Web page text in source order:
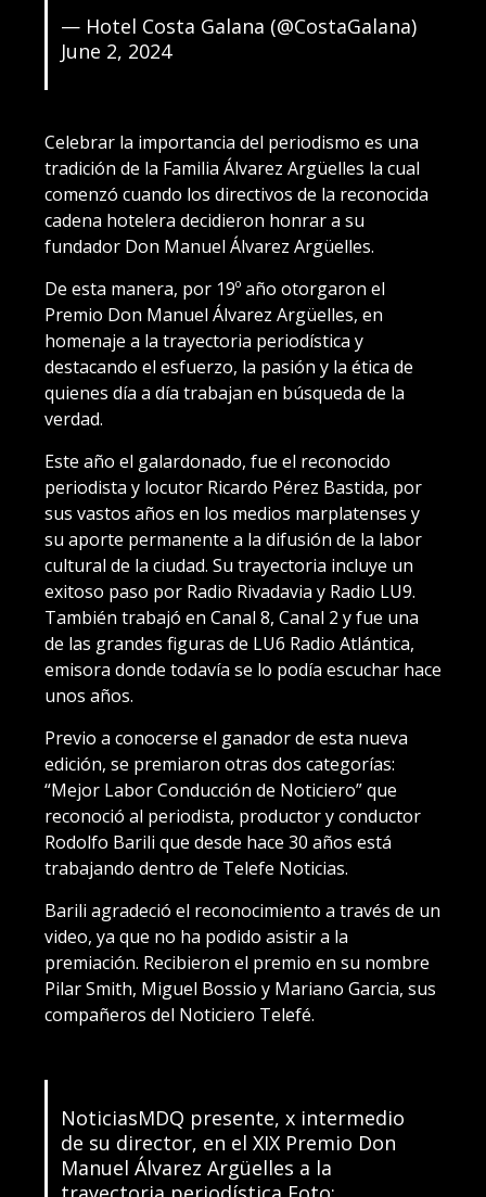
— Hotel Costa Galana (@CostaGalana)
June 2, 2024
Celebrar la importancia del periodismo es una
tradición de la Familia Álvarez Argüelles la cual
comenzó cuando los directivos de la reconocida
cadena hotelera decidieron honrar a su
fundador Don Manuel Álvarez Argüelles.
De esta manera, por 19º año otorgaron el
Premio Don Manuel Álvarez Argüelles, en
homenaje a la trayectoria periodística y
destacando el esfuerzo, la pasión y la ética de
quienes día a día trabajan en búsqueda de la
verdad.
Este año el galardonado, fue el reconocido
periodista y locutor Ricardo Pérez Bastida, por
sus vastos años en los medios marplatenses y
su aporte permanente a la difusión de la labor
cultural de la ciudad. Su trayectoria incluye un
exitoso paso por Radio Rivadavia y Radio LU9.
También trabajó en Canal 8, Canal 2 y fue una
de las grandes figuras de LU6 Radio Atlántica,
emisora donde todavía se lo podía escuchar hace
unos años.
Previo a conocerse el ganador de esta nueva
edición, se premiaron otras dos categorías:
“Mejor Labor Conducción de Noticiero” que
reconoció al periodista, productor y conductor
Rodolfo Barili que desde hace 30 años está
trabajando dentro de Telefe Noticias.
Barili agradeció el reconocimiento a través de un
video, ya que no ha podido asistir a la
premiación. Recibieron el premio en su nombre
Pilar Smith, Miguel Bossio y Mariano Garcia, sus
compañeros del Noticiero Telefé.
NoticiasMDQ presente, x intermedio
de su director, en el XIX Premio Don
Manuel Álvarez Argüelles a la